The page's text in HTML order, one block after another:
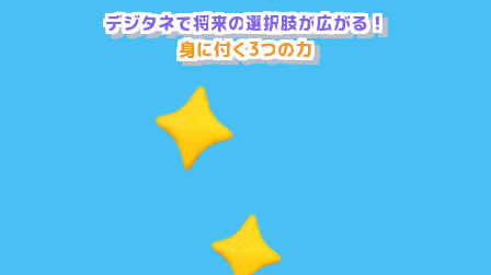
デジタネで将来の選択肢が広がる！
身に付く3つの力